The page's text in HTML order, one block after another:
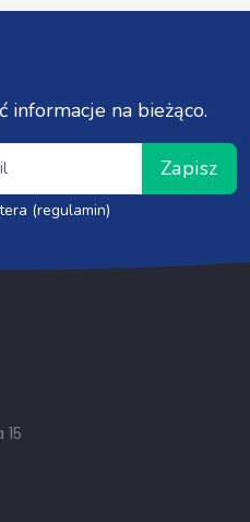
informacje na bieżąco.
Zapisz
(regulamin)